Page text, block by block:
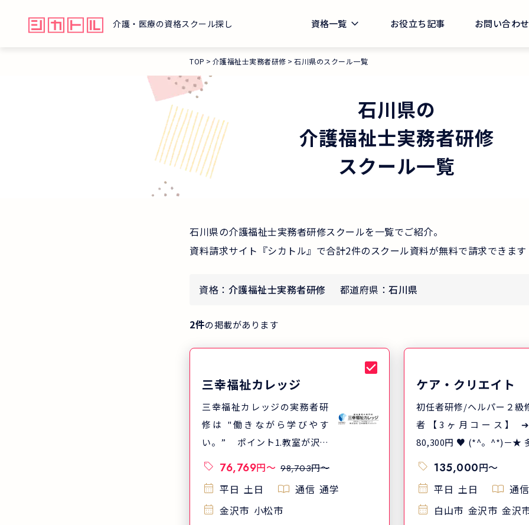
介護・医療の資格スクール探し 資格一覧 お役立ち記事 お問い合わせ
TOP 介護福祉士実務者研修 石川県のスクール一覧
石川県の
介護福祉士実務者研修
スクール一覧
石川県の介護福祉士実務者研修スクールを一覧でご紹介。
資料請求サイト『シカトル』で合計2件のスクール資料が無料で請求できます
資格： 介護福祉士実務者研修 都道府県： 石川県
2件の掲載があります
三幸福祉カレッジ
三幸福祉カレッジの実務者研
修は "働きながら学びやす
い。” ポイント1.教室が沢山
あり、自宅や職場の近くで通
学しやすい ポイント2.クラ
スが沢山あり、通学日が選び
やすい ポイント3.通学日数
76,769円〜 98,703円〜
平日 土日 通信 通学
金沢市 小松市
ケア・クリエイト
初任者研修/ヘルパー２級
者【3ヶ月コース】
80,300円 ♥ (*^。^*)－★ 多く
のコースは、専門実践教
練給付金のご活用で、受
の最大70％がハローワー
り支給されます！！
135,000円〜
平日 土日 通信
白山市 金沢市 金沢